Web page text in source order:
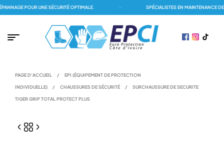
POUR UNE SÉCURITÉ OPTIMALE. SPÉCIALISTES EN MAINTENANCE DES
PAGE D'ACCUEIL / EPI (ÉQUIPEMENT DE PROTECTION
INDIVIDUELLE) / CHAUSSURES DE SÉCURITÉ / SURCHAUSSURE DE SECURITE
TIGER GRIP TOTAL PROTECT PLUS